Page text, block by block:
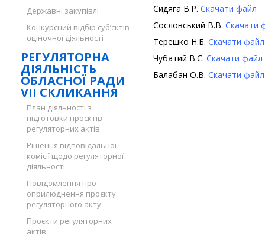
Державні закупівлі
Конкурсний відбір суб’єктів
оціночної діяльності
РЕГУЛЯТОРНА
ДІЯЛЬНІСТЬ
ОБЛАСНОЇ РАДИ
VII СКЛИКАННЯ
План діяльності з
підготовки проєктів
регуляторних актів
Рішення відповідальної
комісії щодо регуляторної
діяльності
Повідомлення про
оприлюднення проєкту
регуляторного акту
Проєкти регуляторних
актів
Сидяга В.Р. Скачати файл
Сословський В.В. Скачати
Терешко Н.Б. Скачати файл
Чубатий В.Є. Скачати файл
Балабан О.В. Скачати файл